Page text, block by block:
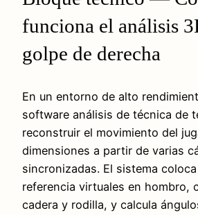
funciona el análisis
golpe de derecha
En un entorno de alto
software análisis de técnica de
reconstruir el movimiento del
dimensiones a partir de varias
sincronizadas. El sistema
referencia virtuales en hombro,
cadera y rodilla, y calcula